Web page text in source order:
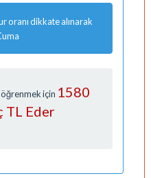
oranı dikkate alınarak
için 1580
TL Eder